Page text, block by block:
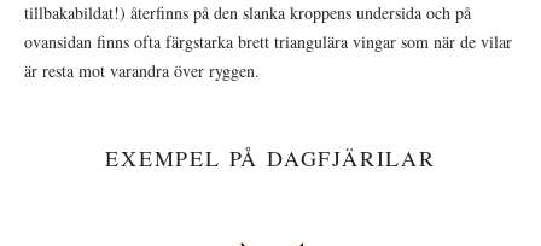
tillbakabildat!) återfinns på den slanka kroppens undersida och på
ovansidan finns ofta färgstarka brett triangulära vingar som när de vilar
är resta mot varandra över ryggen.
EXEMPEL PÅ DAGFJÄRILAR